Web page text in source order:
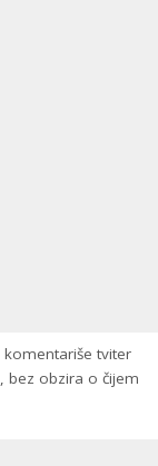
komentariše tviter
bez obzira o čijem